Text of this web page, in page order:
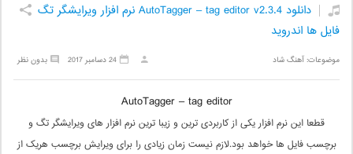
دانلود AutoTagger – tag editor v2.3.4 نرم افزار ویرایشگر تگ
فایل ها اندروید
موضوعات:آهنگ شاد بدون نظر 24 دسامبر 2017
AutoTagger – tag editor
قطعا این نرم افزار یکی از کاربردی ترین و زیبا ترین نرم افزار های ویرایشگر تگ و
برچسب فایل ها خواهد بود.لازم نیست زمان زیادی را برای ویرایش برچسب هریک از